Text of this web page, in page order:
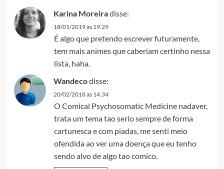
Karina Moreiradisse:
18/01/2019 às 19:29
É algo que pretendo escrever futuramente,
tem mais animes que caberiam certinho nessa
lista, haha.
Wandecodisse:
20/02/2018 às 14:34
O Comical Psychosomatic Medicine nadaver,
trata um tema tao serio sempre de forma
cartunesca e com piadas, me senti meio
ofendida ao ver uma doença que eu tenho
sendo alvo de algo tao comico.